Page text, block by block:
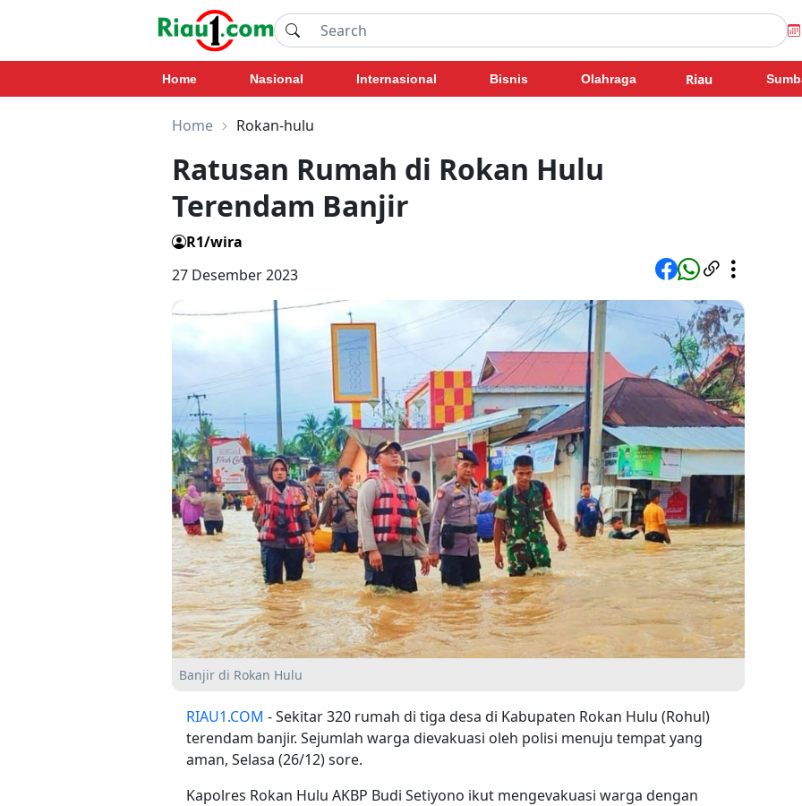
Home Nasional Internasional Bisnis Olahraga Riau
Home Rokan-hulu
Ratusan Rumah di Rokan Hulu
Terendam Banjir
R1/wira
27 Desember 2023
Banjir di Rokan Hulu
RIAU1.COM - Sekitar 320 rumah di tiga desa di Kabupaten Rokan Hulu (Rohul)
terendam banjir. Sejumlah warga dievakuasi oleh polisi menuju tempat yang
aman, Selasa (26/12) sore.
Kapolres Rokan Hulu AKBP Budi Setiyono ikut mengevakuasi warga dengan